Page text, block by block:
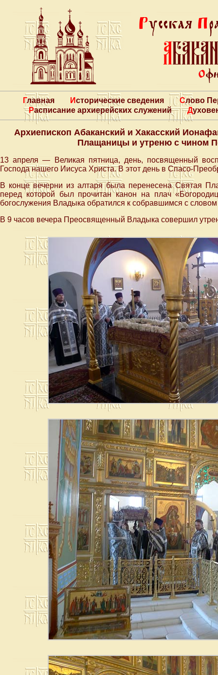
Главная Исторические сведения
Слово
Расписание архиерейских служений
Архиепископ Абаканский и Хакасский
Плащаницы и утреню с чином
13 апреля — Великая пятница, день, посвященный
Господа нашего Иисуса Христа. В этот день в Спасо-
В конце вечерни из алтаря была перенесена Святая
перед которой был прочитан канон на плач
богослужения Владыка обратился к собравшимся с
В 9 часов вечера Преосвященный Владыка совершил